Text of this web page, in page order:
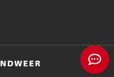
Brandweer